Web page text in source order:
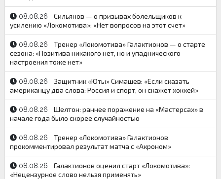
08.08.26
Сильянов — о призывах болельщиков к
усилению «Локомотива»: «Нет вопросов на этот счет»
08.08.26
Тренер «Локомотива» Галактионов — о старте
сезона: «Позитива никакого нет, но и упаднического
настроения тоже нет»
08.08.26
Защитник «Юты» Симашев: «Если сказать
американцу два слова: Россия и спорт, он скажет хоккей»
08.08.26
Шелтон: раннее поражение на «Мастерсах» в
начале года было скорее случайностью
08.08.26
Тренер «Локомотива» Галактионов
прокомментировал результат матча с «Акроном»
08.08.26
Галактионов оценил старт «Локомотива»:
«Нецензурное слово нельзя применять»